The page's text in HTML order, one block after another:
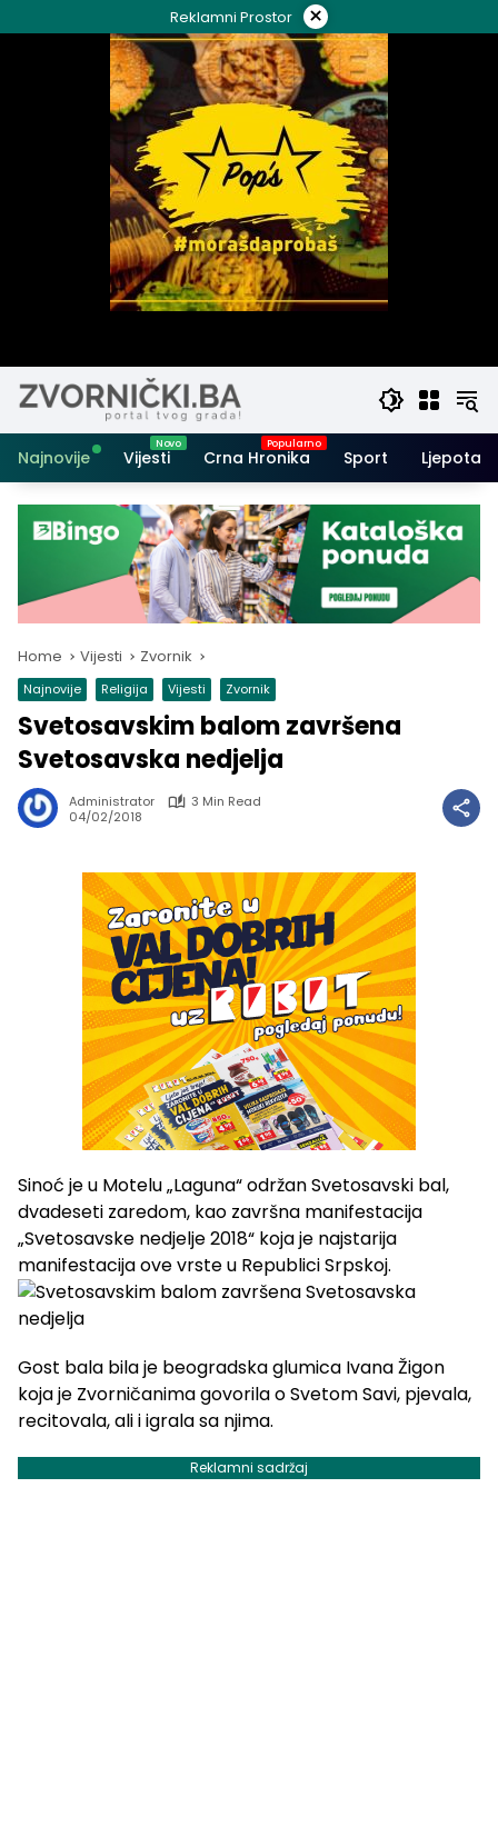
to
Reklamni Prostor ×
Najnovije Vijesti Crna Hronika Sport Ljepota i
Home Vijesti Zvornik
Najnovije Religija Vijesti Zvornik
Svetosavskim balom završena
Svetosavska nedjelja
Administrator
3 Min Read
04/02/2018
Sinoć je u Motelu „Laguna“ održan Svetosavski bal,
dvadeseti zaredom, kao završna manifestacija
„Svetosavske nedjelje 2018“ koja je najstarija
manifestacija ove vrste u Republici Srpskoj.
Gost bala bila je beogradska glumica Ivana Žigon
koja je Zvorničanima govorila o Svetom Savi, pjevala,
recitovala, ali i igrala sa njima.
Reklamni sadržaj